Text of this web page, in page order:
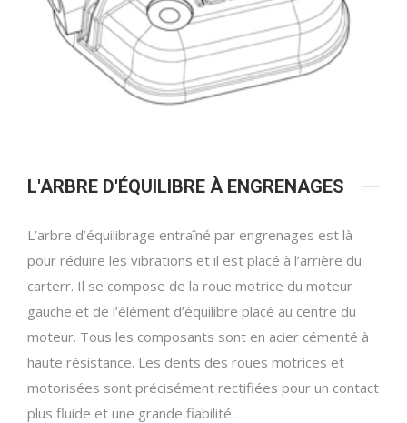
L'ARBRE D'ÉQUILIBRE À ENGRENAGES
L’arbre d’équilibrage entraîné par engrenages est là
pour réduire les vibrations et il est placé à l’arrière du
carterr. Il se compose de la roue motrice du moteur
gauche et de l’élément d’équilibre placé au centre du
moteur. Tous les composants sont en acier cémenté à
haute résistance. Les dents des roues motrices et
motorisées sont précisément rectifiées pour un contact
plus fluide et une grande fiabilité.